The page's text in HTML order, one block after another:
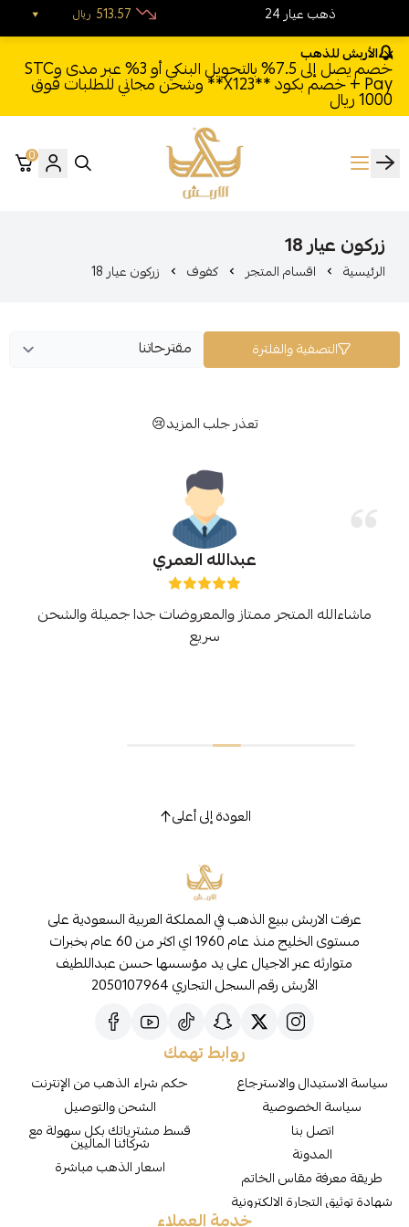
الأربش للذهب
خصم يصل إلى 7.5% بالتحويل البنكي أو 3% عبر مدى وSTC
Pay + خصم بكود **X123** وشحن مجاني للطلبات فوق
1000 ريال
الأربش للذهب
0
زركون عيار 18
الرئيسية اقسام المتجر كفوف زركون عيار 18
التصفية والفلترة
تعذر جلب المزيد😢
عبدالله العمري
ماشاءالله المتجر ممتاز والمعروضات جدا جميلة والشحن
سريع
العودة إلى أعلى
عرفت الاربش ببيع الذهب في المملكة العربية السعودية على
مستوى الخليج منذ عام 1960 اي اكثر من 60 عام بخبرات
متوارثه عبر الاجيال على يد مؤسسها حسن عبداللطيف
الأربش رقم السجل التجاري 2050107964
روابط تهمك
سياسة الاستبدال والاسترجاع
سياسة الخصوصية
اتصل بنا
المدونة
طريقة معرفة مقاس الخاتم
شهادة توثيق التجارة الالكترونية
حكم شراء الذهب من الإنترنت
الشحن والتوصيل
قسط مشترياتك بكل سهولة مع
شركائنا الماليين
اسعار الذهب مباشرة
خدمة العملاء
24 ذهب عيار ريال 513.57